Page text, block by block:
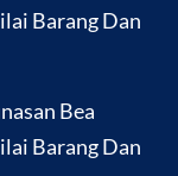
Barang Dan
Bea
Barang Dan